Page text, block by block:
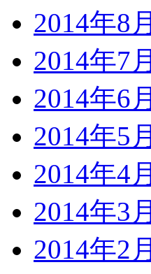
2014年8月
2014年7月
2014年6月
2014年5月
2014年4月
2014年3月
2014年2月